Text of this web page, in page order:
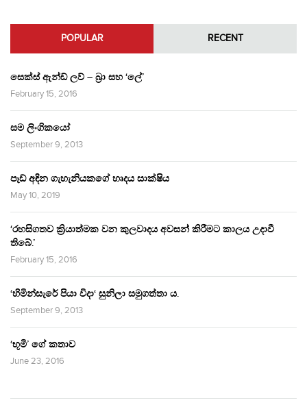
POPULAR RECENT
සෙක්ස් ඇන්ඩ් ලව් – බ්‍රා සහ ‘ලේ’
February 15, 2016
සම ලිංගිකයෝ
September 9, 2013
පෑඩ් අඳින ගැහැනියකගේ හෘදය සාක්ෂිය
May 10, 2019
‘රහසිගතව ක්‍රියාත්මක වන කුලවාදය අවසන් කිරීමට කාලය උදාවී
තිබේ.’
February 15, 2016
‘හිමින්සැරේ පියා විදා‘ සුනිලා සමුගත්තා ය.
September 9, 2013
‘භූමි’ ගේ කතාව
June 23, 2016